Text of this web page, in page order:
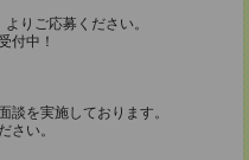
りご応募ください。
中！
談を実施しております。
い。